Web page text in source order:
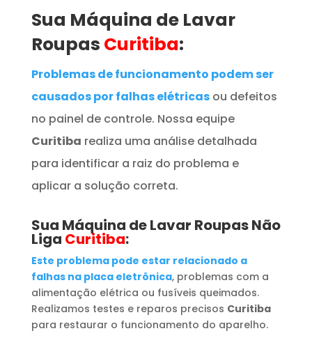
Sua Máquina de Lavar
Roupas Curitiba:
Problemas de funcionamento podem ser
causados por falhas elétricasou defeitos
no painel de controle. Nossa equipe
Curitiba realiza uma análise detalhada
para identificar a raiz do problema e
aplicar a solução correta.
Sua Máquina de Lavar RoupasNão
Liga Curitiba:
Este problema pode estar relacionado a
falhas na placa eletrônica, problemas com a
alimentação elétrica ou fusíveis queimados.
Realizamos testes e reparos precisos Curitiba
para restaurar o funcionamento do aparelho.